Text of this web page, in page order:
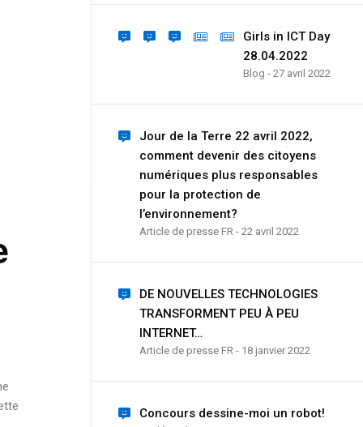
Girls in ICT Day
28.04.2022
Blog - 27 avril 2022
Jour de la Terre 22 avril 2022,
comment devenir des citoyens
numériques plus responsables
pour la protection de
l’environnement?
Article de presse FR - 22 avril 2022
DE NOUVELLES TECHNOLOGIES
TRANSFORMENT PEU À PEU
INTERNET…
Article de presse FR - 18 janvier 2022
Concours dessine-moi un robot!